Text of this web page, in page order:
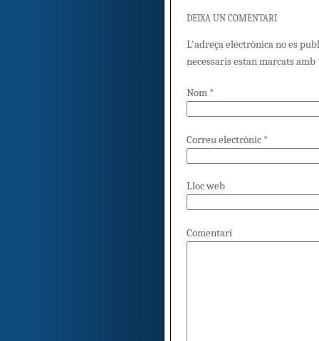
DEIXA UN COMENTARI
L'adreça electrònica no es
necessaris estan marcats amb
Nom *
Correu electrònic *
Lloc web
Comentari